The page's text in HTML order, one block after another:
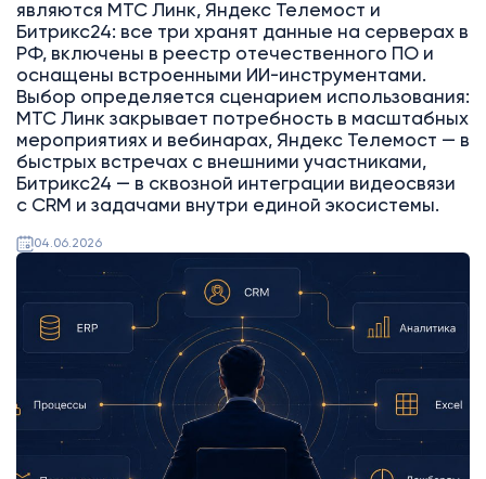
являются МТС Линк, Яндекс Телемост и
Битрикс24: все три хранят данные на серверах в
РФ, включены в реестр отечественного ПО и
оснащены встроенными ИИ-инструментами.
Выбор определяется сценарием использования:
МТС Линк закрывает потребность в масштабных
мероприятиях и вебинарах, Яндекс Телемост — в
быстрых встречах с внешними участниками,
Битрикс24 — в сквозной интеграции видеосвязи
с CRM и задачами внутри единой экосистемы.
04.06.2026
Битрикс24